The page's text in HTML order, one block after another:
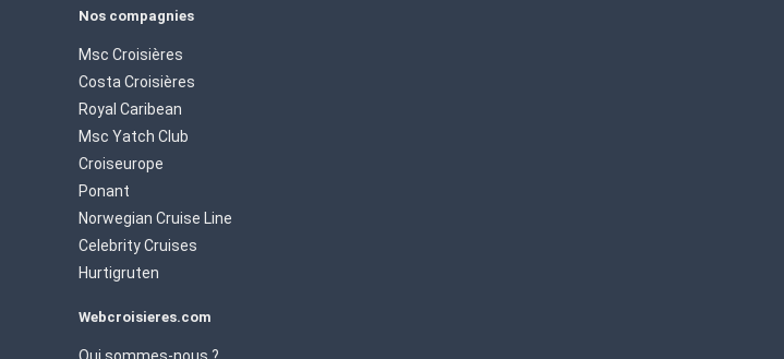
Nos compagnies
Msc Croisières
Costa Croisières
Royal Caribean
Msc Yatch Club
Croiseurope
Ponant
Norwegian Cruise Line
Celebrity Cruises
Hurtigruten
Webcroisieres.com